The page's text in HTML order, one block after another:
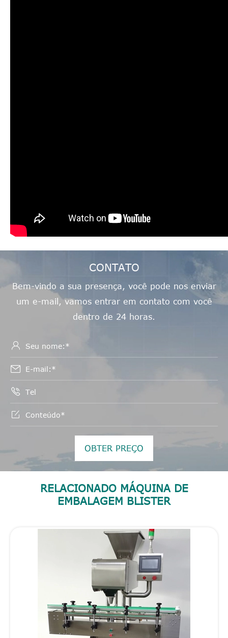
CONTATO
Bem-vindo a sua presença, você pode nos enviar
um e-mail, vamos entrar em contato com você
dentro de 24 horas.




OBTER PREÇO
RELACIONADO MÁQUINA DE
EMBALAGEM BLISTER